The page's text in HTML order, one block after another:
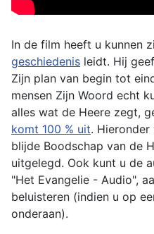
In de film heeft u kunnen
geschiedenis leidt. Hij
Zijn plan van begin tot
mensen Zijn Woord echt
alles wat de Heere zegt,
komt 100 % uit.
blijde Boodschap van de
uitgelegd. Ook kunt u de
"Het Evangelie - Audio",
beluisteren (indien u op
onderaan).